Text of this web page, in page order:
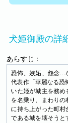
犬姫御殿の詳
あらすじ：
恐怖、嫉妬、怨念…
代表作「華麗なる恐
いた姫が城主を務
を名乗り、まわり
に持ち上がった町
である城を壊そうと